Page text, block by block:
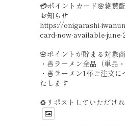
💳ポイントカード🌸絶賛
お知らせ
https://onigarashi-
card-now-available-june-
🌸ポイントが貯まる対象
・🍜ラーメン全品（単品
・🍜ラーメン1杯ご注文
たします
♻️リポストしていただけ